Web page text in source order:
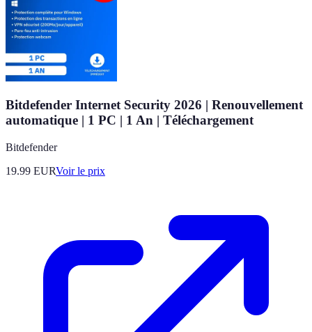
Bitdefender Internet Security 2026 | Renouvellement
automatique | 1 PC | 1 An | Téléchargement
Bitdefender
19.99 EURVoir le prix